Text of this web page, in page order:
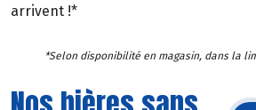
arrivent !*
*Selon disponibilité en magasin, dans la